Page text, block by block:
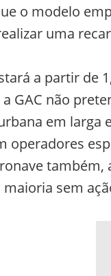
o modelo
uma
a partir de
GAC não
em larga
operadores
maioria sem